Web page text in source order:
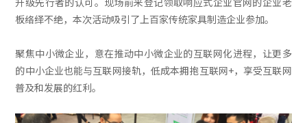
板络绎不绝，本次活动吸引了上百家传统家具制造企业参加。
聚焦中小微企业，意在推动中小微企业的互联网化进程，让更多
的中小企业也能与互联网接轨，低成本拥抱互联网+，享受互联网
普及和发展的红利。